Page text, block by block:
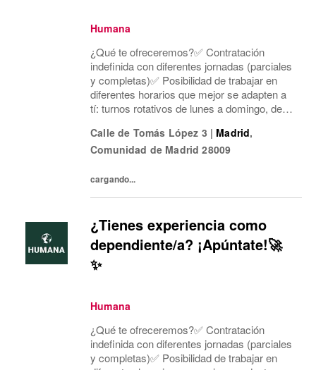
Humana
¿Qué te ofreceremos?✅ Contratación
indefinida con diferentes jornadas (parciales
y completas)✅ Posibilidad de trabajar en
diferentes horarios que mejor se adapten a
tí: turnos rotativos de lunes a domingo, de
laboral en cinco días a la semana y dos días
mí...
Calle de Tomás López 3 | Madrid,
Comunidad de Madrid 28009
cargando...
¿Tienes experiencia como
dependiente/a? ¡Apúntate!🚀
✨
Humana
¿Qué te ofreceremos?✅ Contratación
indefinida con diferentes jornadas (parciales
y completas)✅ Posibilidad de trabajar en